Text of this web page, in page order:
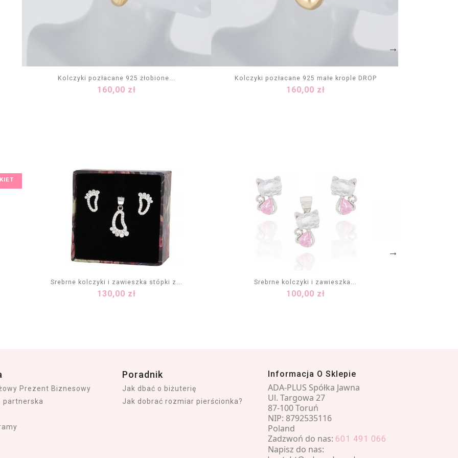
Kolczyki pozłacane 925 żłobione...
Cena
160,00 zł
DODAJ DO KOSZYKA
Kolczyki pozłacane 925 małe krople DROP
Cena
160,00 zł
DODAJ DO KOSZYKA
Srebrne kolczyki i zawieszka stópki z...
Cena
130,00 zł
DODAJ DO KOSZYKA
Srebrne kolczyki i zawieszka...
Cena
100,00 zł
DODAJ DO KOSZYKA
Prezent Biznesowy
partnerska
Poradnik
Jak dbać o biżuterię
Jak dobrać rozmiar pierścionka?
Informacja O Sklepie
ADA-PLUS Spółka Jawna
Ul. Targowa 27
87-100 Toruń
NIP: 8792535116
Poland
Zadzwoń do nas: 601 491 066
Napisz do nas: